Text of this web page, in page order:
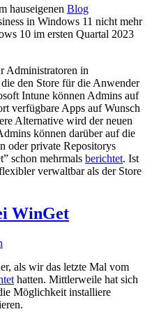
hauseigenen Blog
in Windows 11 nicht mehr
10 im ersten Quartal 2023
Administratoren in
den Store für die Anwender
Intune können Admins auf
verfügbare Apps auf Wunsch
Alternative wird der neuen
können darüber auf die
oder private Repositorys
schon mehrmals berichtet. Ist
verwaltbar als der Store
WinGet
als wir das letzte Mal vom
hatten. Mittlerweile hat sich
Möglichkeit installiere